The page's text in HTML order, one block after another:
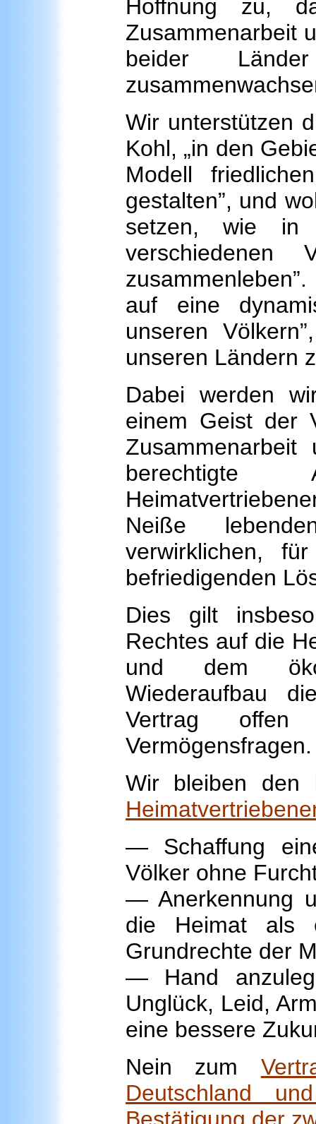
Hoffnung zu,
Zusammenarbeit
beider
Wir unterstützen
Kohl, „in den
Modell
gestalten”, und
setzen, wie in
verschiedenen
auf eine
unseren
unseren Ländern
Dabei werden
einem Geist der
berechtigte
Neiße
verwirklichen,
befriedigenden
Dies gilt
Rechtes auf die
und dem
Wiederaufbau
Vertrag offen
Vermögensfragen.
Wir bleiben
— Schaffung
Völker ohne
— Anerkennung
die Heimat als
Grundrechte der
— Hand
Unglück, Leid,
eine bessere
Nein zum
Deutschland